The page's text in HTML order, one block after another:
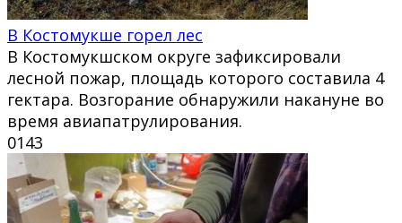
В Костомукше горел лес
В Костомукшском округе зафиксировали
лесной пожар, площадь которого составила 4
гектара. Возгорание обнаружили накануне во
время авиапатрулирования.
0143